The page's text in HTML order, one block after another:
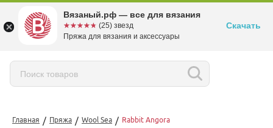
Главная / Пряжа / Wool Sea / Rabbit Angora
Вязаный.рф — все для вязания
☆☆☆☆☆
★★★★★ (25) звезд
Пряжа для вязания и аксессуары
Скачать